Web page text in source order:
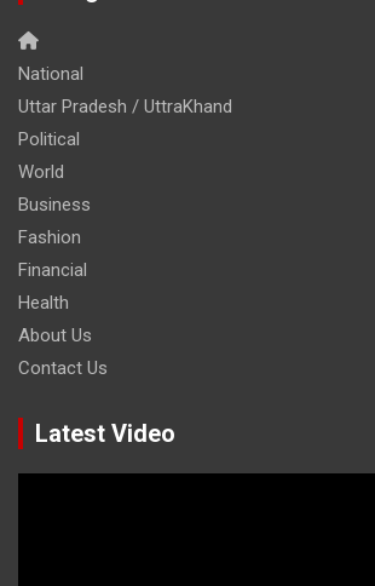
National
Uttar Pradesh / UttraKhand
Political
World
Business
Fashion
Financial
Health
About Us
Contact Us
Latest Video